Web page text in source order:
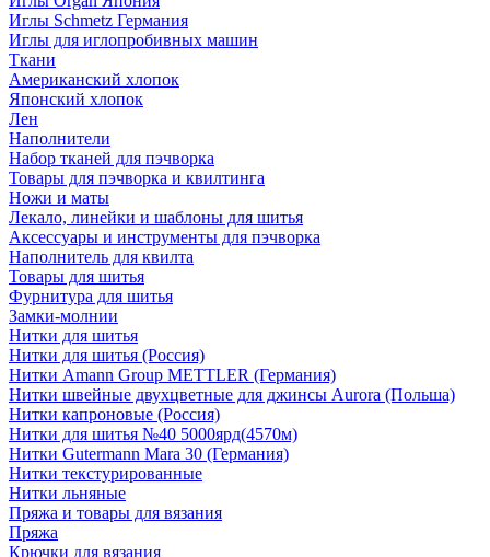
Иглы Schmetz Германия
Иглы для иглопробивных машин
Ткани
Американский хлопок
Японский хлопок
Лен
Наполнители
Набор тканей для пэчворка
Товары для пэчворка и квилтинга
Ножи и маты
Лекало, линейки и шаблоны для шитья
Аксессуары и инструменты для пэчворка
Наполнитель для квилта
Товары для шитья
Фурнитура для шитья
Замки-молнии
Нитки для шитья
Нитки для шитья (Россия)
Нитки Amann Group METTLER (Германия)
Нитки швейные двухцветные для джинсы Aurora (Польша)
Нитки капроновые (Россия)
Нитки для шитья №40 5000ярд(4570м)
Нитки Gutermann Mara 30 (Германия)
Нитки текстурированные
Нитки льняные
Пряжа и товары для вязания
Пряжа
Крючки для вязания